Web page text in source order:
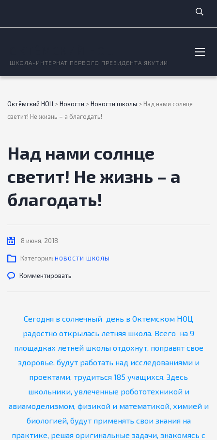
ШКОЛА-ИНТЕРНАТ ПЕРВОГО ПРЕЗИДЕНТА ЯКУТИИ
Октёмский НОЦ >Новости >Новости школы > Над нами солнце
светит! Не жизнь – а благодать!
Над нами солнце
светит! Не жизнь – а
благодать!
8 июня, 2018
Категория: НОВОСТИ ШКОЛЫ
Комментировать
Сегодня в солнечный день в Октемском НОЦ
радостно открылась летняя школа. Всего на 9
площадках летней школы отдохнут, поправят свое
здоровье, будут работать над исследованиями и
проектами, трудиться 185 учащихся. Здесь
школьники, увлеченные робототехникой и
авиамоделизмом, физикой и математикой, химией и
биологией, будут применять свои знания на
практике, решая оригинальные задачи, знакомясь с